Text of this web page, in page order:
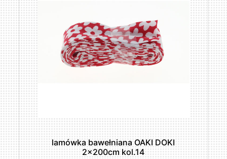
lamówka bawełniana OAKI DOKI
2x200cm kol.14